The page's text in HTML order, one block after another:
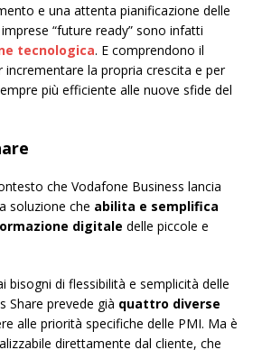
e una attenta pianificazione delle
“future ready” sono infatti
tecnologica. E comprendono il
incrementare la propria crescita e per
più efficiente alle nuove sfide del
che Vodafone Business lancia
soluzione che abilita e semplifica
digitale delle piccole e
bisogni di flessibilità e semplicità delle
Share prevede già quattro diverse
alle priorità specifiche delle PMI. Ma è
direttamente dal cliente, che